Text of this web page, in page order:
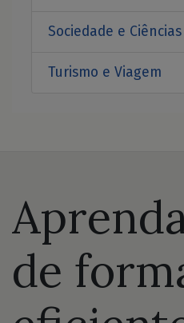
Sociedade e
Turismo e Viagem
de